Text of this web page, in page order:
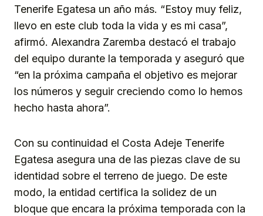
Tenerife Egatesa un año más. “Estoy muy feliz,
llevo en este club toda la vida y es mi casa”,
afirmó. Alexandra Zaremba destacó el trabajo
del equipo durante la temporada y aseguró que
“en la próxima campaña el objetivo es mejorar
los números y seguir creciendo como lo hemos
hecho hasta ahora”.
Con su continuidad el Costa Adeje Tenerife
Egatesa asegura una de las piezas clave de su
identidad sobre el terreno de juego. De este
modo, la entidad certifica la solidez de un
bloque que encara la próxima temporada con la